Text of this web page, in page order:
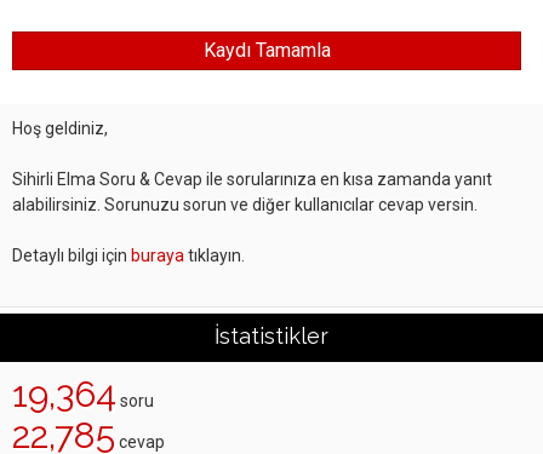
Hoş geldiniz,
Sihirli Elma Soru & Cevap ile sorularınıza en kısa zamanda yanıt
alabilirsiniz. Sorunuzu sorun ve diğer kullanıcılar cevap versin.
Detaylı bilgi için buraya tıklayın.
İstatistikler
19,364 soru
22,785 cevap